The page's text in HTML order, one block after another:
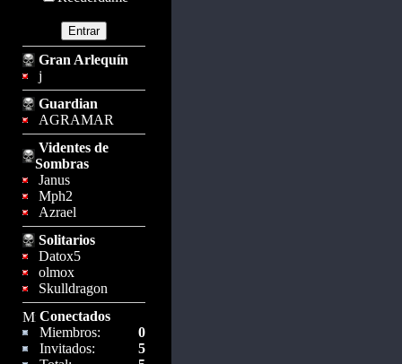
Gran Arlequín
j
Guardian
AGRAMAR
Videntes de
Sombras
Janus
Mph2
Azrael
Solitarios
Datox5
olmox
Skulldragon
Conectados
Miembros:
0
Invitados:
5